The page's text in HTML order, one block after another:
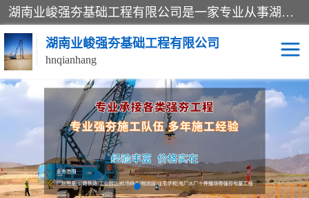
湖南业峻强夯基础工程有限公司是一家专业从事湖南强夯基础工程、强夯机租赁，地基处理的施工单位。业务覆盖：湖南、广东，江西等地。可承接1000KN.m-25000KN.m强夯（置换）工程。公司创始人是国内较早期从事强夯施工的建设者，经过多年的一步一个脚印的发展，在行业内具有较高的度和良好的口碑。
湖南业峻强夯基础工程有限公司
hnqianhang
强夯施工案例 强夯机租赁
强夯施工工程 强夯施工队伍
强夯队伍